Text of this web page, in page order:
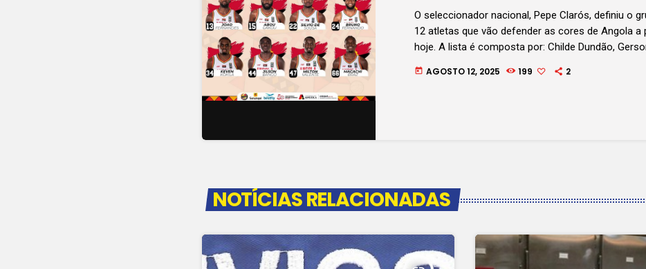
O seleccionador nacional, Pepe Clarós, definiu o
12 atletas que vão defender as cores de Angola a
hoje. A lista é composta por: Childe Dundão,
Milton Valente, Aboubakar Gacô, Gilson Bango,
today AGOSTO 12, 2025 199 2
NOTÍCIAS RELACIONADAS